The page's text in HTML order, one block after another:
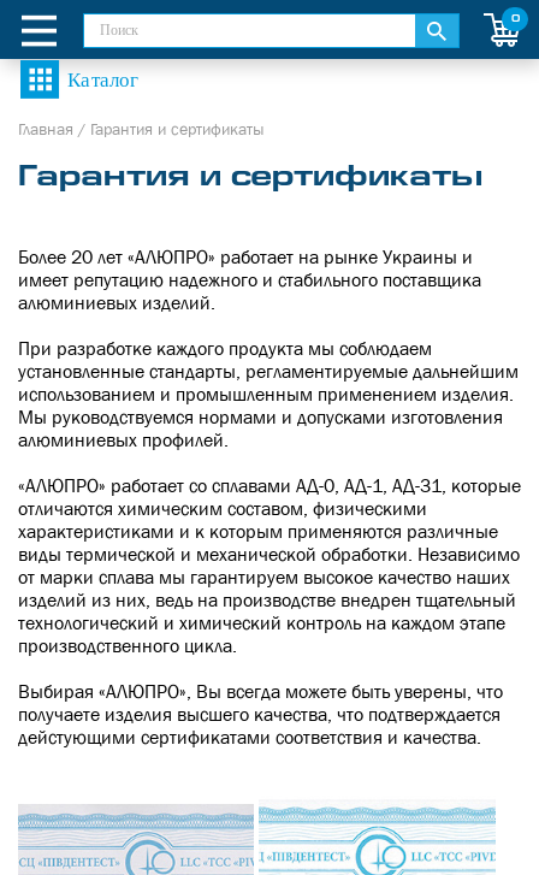
0
Главная / Гарантия и сертификаты
Гарантия и сертификаты
Более 20 лет «АЛЮПРО» работает на рынке Украины и
имеет репутацию надежного и стабильного поставщика
алюминиевых изделий.
При разработке каждого продукта мы соблюдаем
установленные стандарты, регламентируемые дальнейшим
использованием и промышленным применением изделия.
Мы руководствуемся нормами и допусками изготовления
алюминиевых профилей.
«АЛЮПРО» работает со сплавами АД-0, АД-1, АД-31, которые
отличаются химическим составом, физическими
характеристиками и к которым применяются различные
виды термической и механической обработки. Независимо
от марки сплава мы гарантируем высокое качество наших
изделий из них, ведь на производстве внедрен тщательный
технологический и химический контроль на каждом этапе
производственного цикла.
Выбирая «АЛЮПРО», Вы всегда можете быть уверены, что
получаете изделия высшего качества, что подтверждается
дейстующими сертификатами соответствия и качества.